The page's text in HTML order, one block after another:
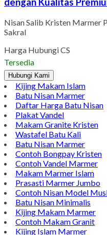
Nisan Salib Kristen Marmer
Sakral
Harga Hubungi CS
Tersedia
Hubungi Kami
Kijing Makam Islam
Batu Nisan Marmer
Daftar Harga Batu Nisan
Plakat Vandel
Makam Granite Kristen
Wastafel Batu Kali
Batu Nisan Marmer
Contoh Bongpay Kristen
Contoh Vandel Marmer
Makam Marmer Islam
Prasasti Marmer Jumbo
Contoh Nisan Model
Batu Nisan Minimalis
Kijing Makam Marmer
Contoh Makam Granit
Kijing Islam Marmer